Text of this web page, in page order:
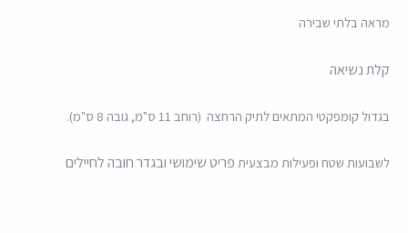
מראה בלתי שבירה
קלת נשיאה
בגדול קומפקטי המתאים לתיק הרחצה (רוחב 11 ס"מ, גובה 8 ס"מ).
לשבועות שטח ופעילות מבצעית פריט שימושי ובגדר חובה לחיילים